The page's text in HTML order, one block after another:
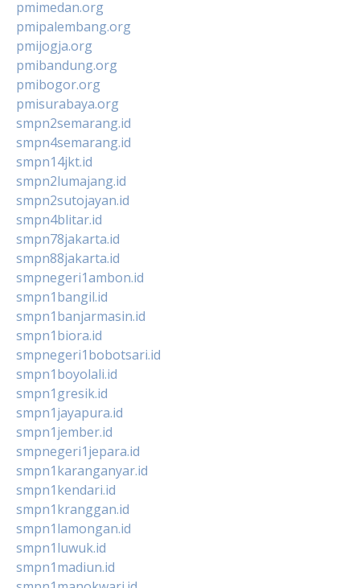
pmimedan.org
pmipalembang.org
pmijogja.org
pmibandung.org
pmibogor.org
pmisurabaya.org
smpn2semarang.id
smpn4semarang.id
smpn14jkt.id
smpn2lumajang.id
smpn2sutojayan.id
smpn4blitar.id
smpn78jakarta.id
smpn88jakarta.id
smpnegeri1ambon.id
smpn1bangil.id
smpn1banjarmasin.id
smpn1biora.id
smpnegeri1bobotsari.id
smpn1boyolali.id
smpn1gresik.id
smpn1jayapura.id
smpn1jember.id
smpnegeri1jepara.id
smpn1karanganyar.id
smpn1kendari.id
smpn1kranggan.id
smpn1lamongan.id
smpn1luwuk.id
smpn1madiun.id